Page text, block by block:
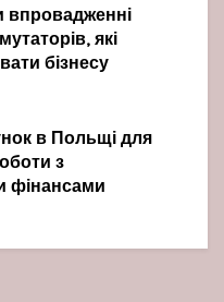
які
бізнесу
в Польщі для
з
фінансами